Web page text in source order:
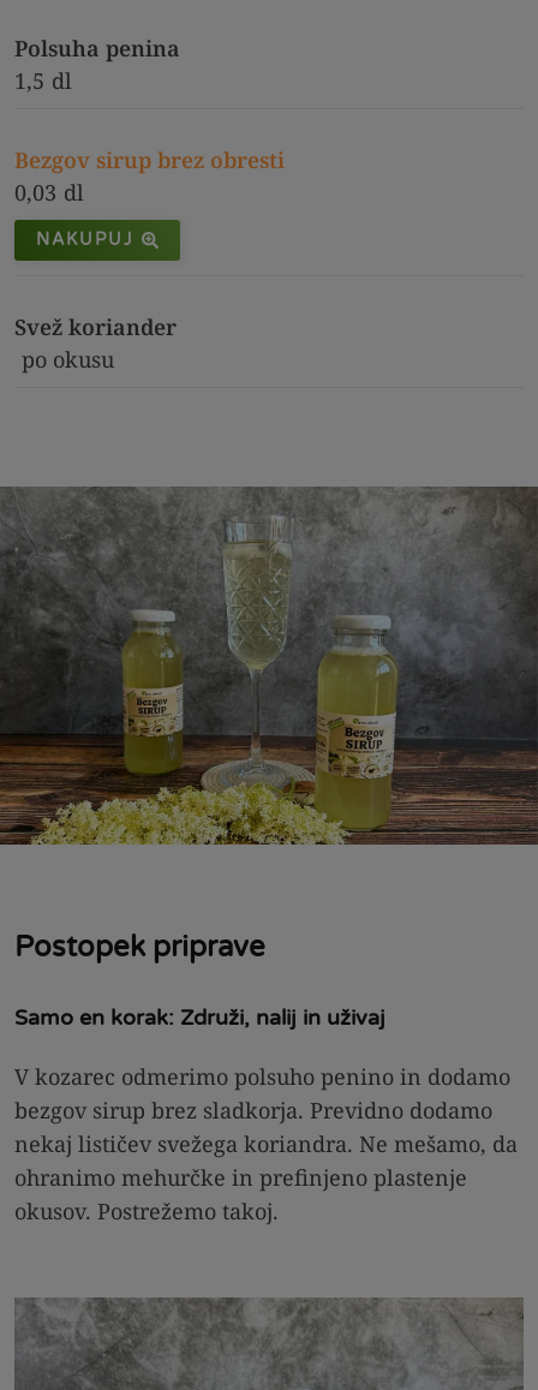
Polsuha penina
1,5 dl
Bezgov sirup brez obresti
0,03 dl
NAKUPUJ
Svež koriander
po okusu
Postopek priprave
Samo en korak: Združi, nalij in uživaj
V kozarec odmerimo polsuho penino in dodamo
bezgov sirup brez sladkorja. Previdno dodamo
nekaj lističev svežega koriandra. Ne mešamo, da
ohranimo mehurčke in prefinjeno plastenje
okusov. Postrežemo takoj.